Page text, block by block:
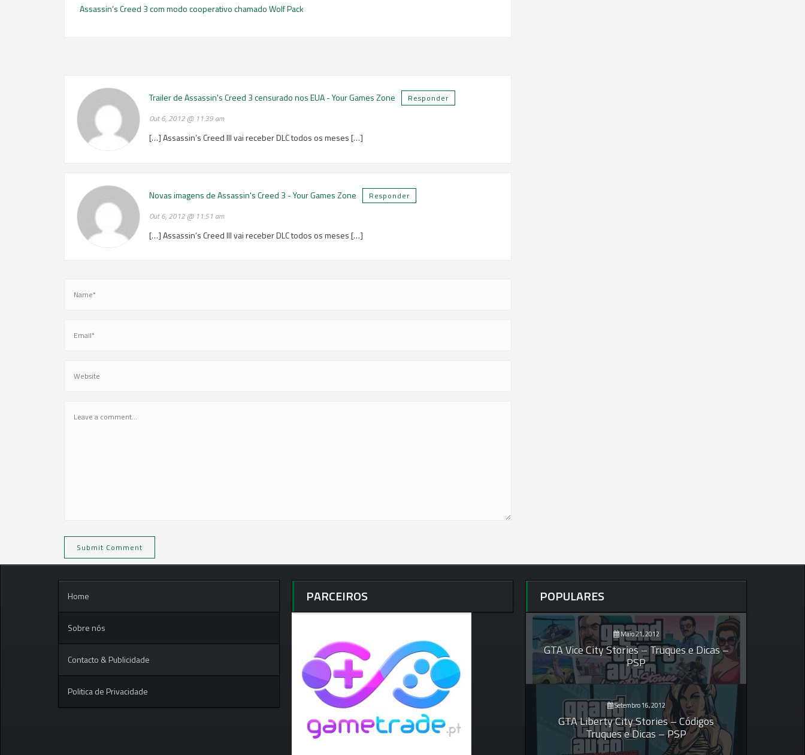
Assassin’s Creed 3 com modo cooperativo chamado Wolf Pack
Trailer de Assassin's Creed 3 censurado nos EUA - Your Games Zone Responder
Out 6, 2012 @ 11:39 am
[…] Assassin’s Creed III vai receber DLC todos os meses […]
Novas imagens de Assassin's Creed 3 - Your Games Zone Responder
Out 6, 2012 @ 11:51 am
[…] Assassin’s Creed III vai receber DLC todos os meses […]
Home
Sobre nós
Contacto & Publicidade
Politica de Privacidade
PARCEIROS POPULARES
Maio 21, 2012
GTA Vice City Stories – Truques e Dicas –
PSP
Setembro 16, 2012
GTA Liberty City Stories – Códigos
Truques e Dicas – PSP